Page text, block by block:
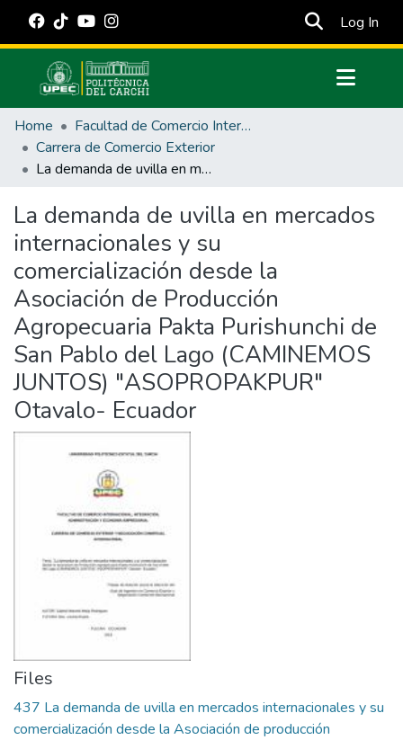
Log In
Communities & Collections
All of DSpace
Statistics
Estadísticas Externas
Manuales
Home
Facultad de Comercio Internacional, Integración, Administración y Economía Empresarial
Carrera de Comercio Exterior
La demanda de uvilla en mercados internacionales y su comercialización desde la Asociación de Producción Agropecuaria Pakta Purishunchi de San Pablo del Lago (CAMINEMOS JUNTOS) "ASOPROPAKPUR" Otavalo- Ecuador
La demanda de uvilla en mercados
internacionales y su
comercialización desde la
Asociación de Producción
Agropecuaria Pakta Purishunchi de
San Pablo del Lago (CAMINEMOS
JUNTOS) "ASOPROPAKPUR"
Otavalo- Ecuador
Files
437 La demanda de uvilla en mercados internacionales y su
comercialización desde la Asociación de producción